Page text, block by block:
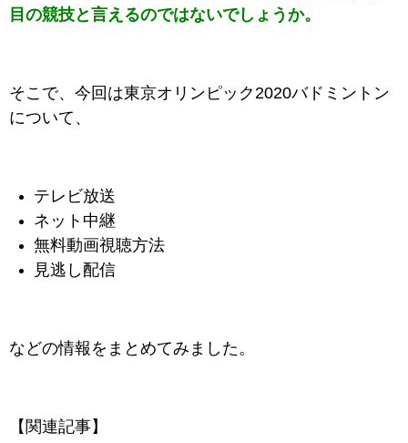
目の競技と言えるのではないでしょうか。
そこで、今回は東京オリンピック2020バドミントン
について、
テレビ放送
ネット中継
無料動画視聴方法
見逃し配信
などの情報をまとめてみました。
【関連記事】